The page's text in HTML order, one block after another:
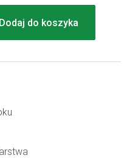
Dodaj do koszyka